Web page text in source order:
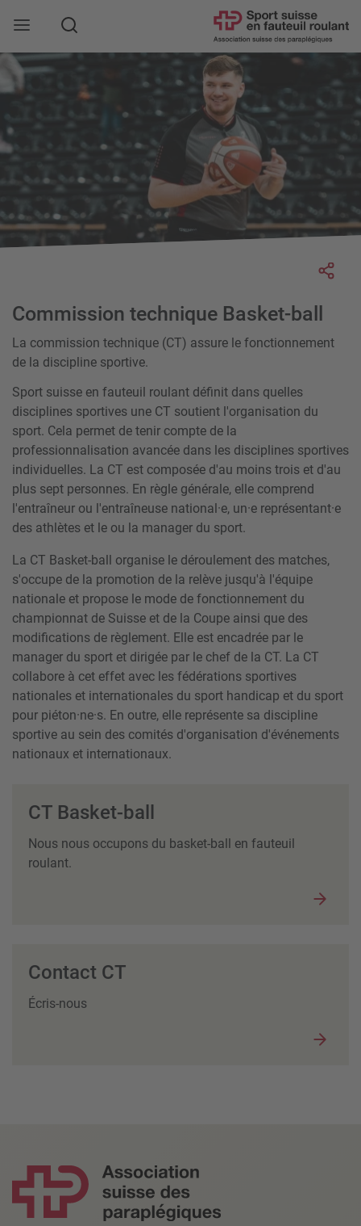
Rechercher
Commission technique Basket-ball
La commission technique (CT) assure le fonctionnement
de la discipline sportive.
Sport suisse en fauteuil roulant définit dans quelles
disciplines sportives une CT soutient l'organisation du
sport. Cela permet de tenir compte de la
professionnalisation avancée dans les disciplines sportives
individuelles. La CT est composée d'au moins trois et d'au
plus sept personnes. En règle générale, elle comprend
l'entraîneur ou l'entraîneuse national·e, un·e représentant·e
des athlètes et le ou la manager du sport.
La CT Basket-ball organise le déroulement des matches,
s'occupe de la promotion de la relève jusqu'à l'équipe
nationale et propose le mode de fonctionnement du
championnat de Suisse et de la Coupe ainsi que des
modifications de règlement. Elle est encadrée par le
manager du sport et dirigée par le chef de la CT. La CT
collabore à cet effet avec les fédérations sportives
nationales et internationales du sport handicap et du sport
pour piéton·ne·s. En outre, elle représente sa discipline
sportive au sein des comités d'organisation d'événements
nationaux et internationaux.
CT Basket-ball
Nous nous occupons du basket-ball en fauteuil
roulant.
Contact CT
Écris-nous